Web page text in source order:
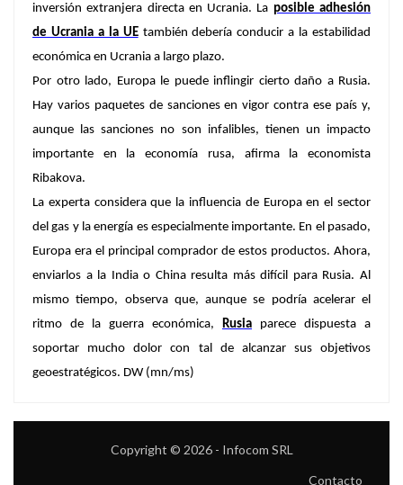
inversión extranjera directa en Ucrania. La posible adhesión
de Ucrania a la UEtambién debería conducir a la estabilidad
económica en Ucrania a largo plazo.
Por otro lado, Europa le puede inflingir cierto daño a Rusia.
Hay varios paquetes de sanciones en vigor contra ese país y,
aunque las sanciones no son infalibles, tienen un impacto
importante en la economía rusa, afirma la economista
Ribakova.
La experta considera que la influencia de Europa en el sector
del gas y la energía es especialmente importante. En el pasado,
Europa era el principal comprador de estos productos. Ahora,
enviarlos a la India o China resulta más difícil para Rusia. Al
mismo tiempo, observa que, aunque se podría acelerar el
ritmo de la guerra económica,
Rusia parece dispuesta a
soportar mucho dolor con tal de alcanzar sus objetivos
geoestratégicos. DW (mn/ms)
Copyright © 2026 - Infocom SRL
Contacto